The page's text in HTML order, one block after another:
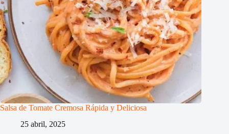
Salsa de Tomate Cremosa Rápida y Deliciosa
25 abril, 2025